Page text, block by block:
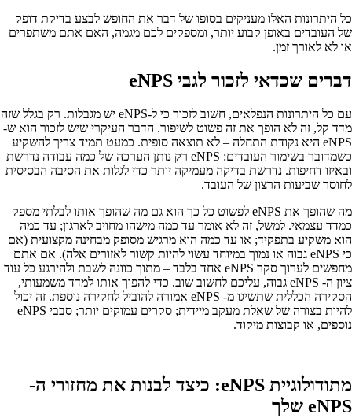
כל היתרונות האלו מעניקים בסופו של דבר את החופש לבצע בדיקת דופק
של העובדים באופן קבוע יותר, ומספקים לכם מגמה, האם אתם משתפרים
או לא לאורך זמן.
דברים שכדאי לזכור לגבי eNPS ‍
עם כל היתרונות הנפלאים, חשוב לזכור כי ל-eNPS יש מגבלות. רק בגלל שזה
מדד קל, זה לא הופך את זה פשוט לשיפור. הדבר העיקרי שיש לזכור הוא ש-
eNPS היא נקודת התחלה – לא תוצאה סופית. כמעט תמיד צריך להשקיע
כשמדובר בשימור העובדים: eNPS רק נותן הערכה של כמה עבודה נדרשת
ובאיזו דחיפות. נדרשת בדיקה מעמיקה יותר כדי לגלות את הסיבה הבסיסית
לחוסר שביעות הרצון של העובד.
מה שהופך את eNPS לפשוט כל כך הוא גם מה שהופך אותו לבלתי מספק
כמדד עצמאי. למשל, זה לא אומר עד כמה מישהו מחויב לארגון; עד כמה
הוא משקיע בתפקיד; או עד כמה הוא מרגיש מסופק מבחינה מקצועית (אם
כי eNPS גבוה או נמוך במיוחד עשוי להיות קשור לאזורים אלה). אם אתם
מחפשים לערוך סקר eNPS אחד בלבד – מתוך כוונה לשבת ולהירגע כל עוד
ציון ה- eNPS גבוה, עליכם לחשוב שוב. כדי להפוך אותו למדד משמעותי,
הסקירה הכללית שתשיגו מ- eNPS אמורה להוביל לחקירה נוספת. זה יכול
להיות בצורה של שאלת מעקב מיידית; סקרים עמוקים יותר; סבבי eNPS
נוספים, או קבוצות מיקוד.
מתודולוגיית eNPS: כיצד לבנות את מחזורי ה-
eNPS שלך‍